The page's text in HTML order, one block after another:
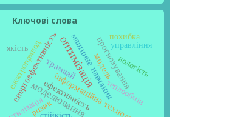
Ключові слова
оптимізація
моделювання
інформаційна технологія
ефективністьмашинне навчання
модель
прогнозування
енергоефективністьтрамвай вологість
ризик
управління
теплообмін
електропривод
якість
похибка
утилізація